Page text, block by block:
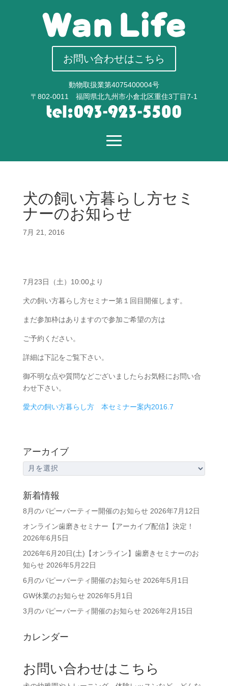
お問い合わせはこちら
動物取扱業第4075400004号
〒802-0011 福岡県北九州市小倉北区重住3丁目7-1
犬の飼い方暮らし方セミ
ナーのお知らせ
7月 21, 2016
7月23日（土）10:00より
犬の飼い方暮らし方セミナー第１回目開催します。
まだ参加枠はありますので参加ご希望の方は
ご予約ください。
詳細は下記をご覧下さい。
御不明な点や質問などございましたらお気軽にお問い合
わせ下さい。
愛犬の飼い方暮らし方 本セミナー案内2016.7
アーカイブ
ー
カ
イ
ブ
新着情報
8月のパピーパーティー開催のお知らせ 2026年7月12日
オンライン歯磨きセミナー【アーカイブ配信】決定！
2026年6月5日
2026年6月20日(土)【オンライン】歯磨きセミナーのお
知らせ 2026年5月22日
6月のパピーパーティ開催のお知らせ 2026年5月1日
GW休業のお知らせ 2026年5月1日
3月のパピーパーティ開催のお知らせ 2026年2月15日
カレンダー
お問い合わせはこちら